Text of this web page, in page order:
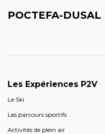
POCTEFA-DUSAL
Les Expériences P2V
Le Ski
Les parcours sportifs
Activités de plein air